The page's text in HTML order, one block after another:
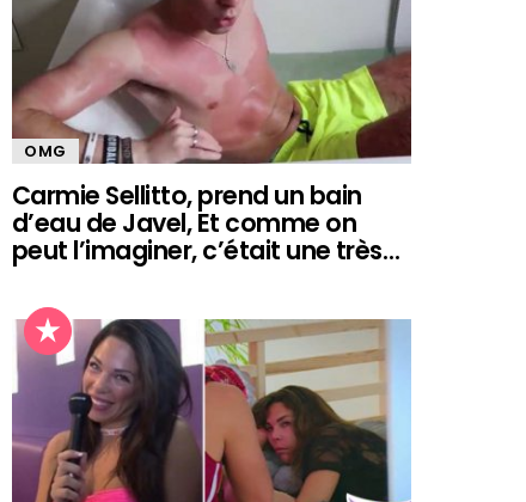
OMG
Carmie Sellitto, prend un bain
d’eau de Javel, Et comme on
peut l’imaginer, c’était une très…